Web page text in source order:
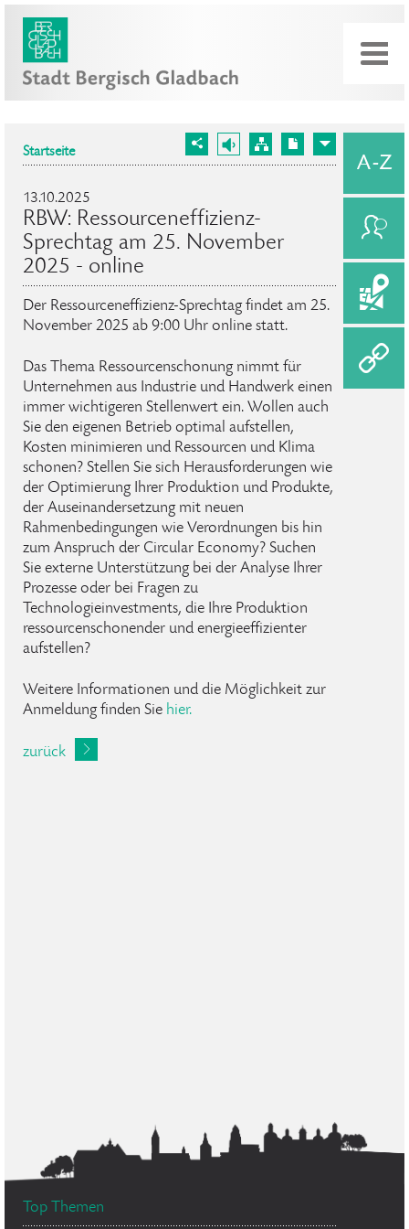
Startseite
13.10.2025
RBW: Ressourceneffizienz-
Sprechtag am 25. November
2025 - online
Der Ressourceneffizienz-Sprechtag findet am 25.
November 2025 ab 9:00 Uhr online statt.
Das Thema Ressourcenschonung nimmt für
Unternehmen aus Industrie und Handwerk einen
immer wichtigeren Stellenwert ein. Wollen auch
Sie den eigenen Betrieb optimal aufstellen,
Kosten minimieren und Ressourcen und Klima
schonen? Stellen Sie sich Herausforderungen wie
der Optimierung Ihrer Produktion und Produkte,
der Auseinandersetzung mit neuen
Rahmenbedingungen wie Verordnungen bis hin
zum Anspruch der Circular Economy? Suchen
Sie externe Unterstützung bei der Analyse Ihrer
Prozesse oder bei Fragen zu
Technologieinvestments, die Ihre Produktion
ressourcenschonender und energieeffizienter
aufstellen?
Weitere Informationen und die Möglichkeit zur
Anmeldung finden Sie hier.
zurück
Top Themen